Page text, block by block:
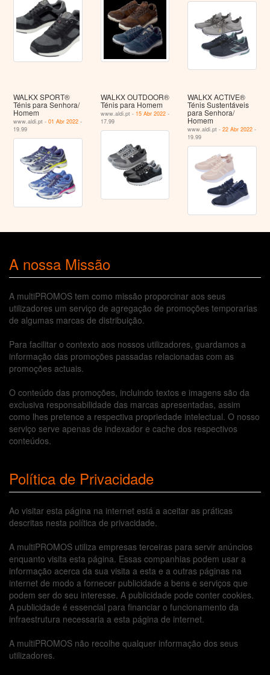
WALKX SPORT®
Ténis para Senhora/
Homem
www.aldi.pt -01 Abr 2022 -
19.99
WALKX OUTDOOR®
Ténis para Homem
www.aldi.pt - 15 Abr 2022-
17.99
WALKX ACTIVE®
Ténis Sustentáveis
para Senhora/
Homem
www.aldi.pt -22 Abr 2022 -
19.99
A nossa Missão
A multiPROMOS tem como missão proporcinar aos seus
utilizadores um serviço de agregação de promoções temporarias
de algumas marcas de distribuição.
Para facilitar o contexto aos nossos utilizadores, guardamos a
informação das promoções passadas relacionadas com as
promoções actuais.
O conteúdo das promoções, incluindo textos e imagens são da
exclusiva responsabilidade das marcas apresentadas, assim
como lhes pretence a respectiva propriedade intelectual. O nosso
serviço serve apenas de indexador e cache dos respectivos
conteúdos.
Política de Privacidade
Ao visitar esta página na internet está a aceitar as práticas
descritas nesta política de privacidade.
A multiPROMOS utiliza empresas terceiras para servir anúncios
enquanto visita esta página. Essas companhias podem usar a
informação acerca da sua visita a esta e a outras páginas na
internet de modo a fornecer publicidade a bens e serviços que
podem ser do seu interesse. A publicidade pode conter cookies.
A publicidade é essencial para financiar o funcionamento da
infraestrutura necessaria a esta página de internet.
A multiPROMOS não recolhe qualquer informação dos seus
utilizadores.